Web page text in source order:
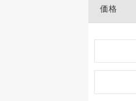
価格